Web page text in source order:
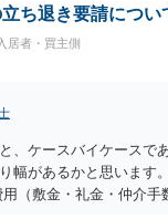
意しなければ成立しま
域とのつながり、転居
居住継続の必要性とし
で、貸主側にかなり具
が認められるハードル
記であること自体は、賃
く、引渡しがされてい
今後の交渉では、①現
変更に合意していない
際に住む予定か等）を
ち退き要請につい
居者・買主側
、ケースバイケースで
幅があるかと思います
（敷金・礼金・仲介手